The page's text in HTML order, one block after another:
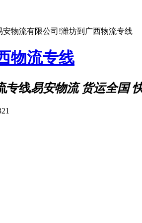
物流有限公司!潍坊到广西物流专线
专线易安物流 货运全国